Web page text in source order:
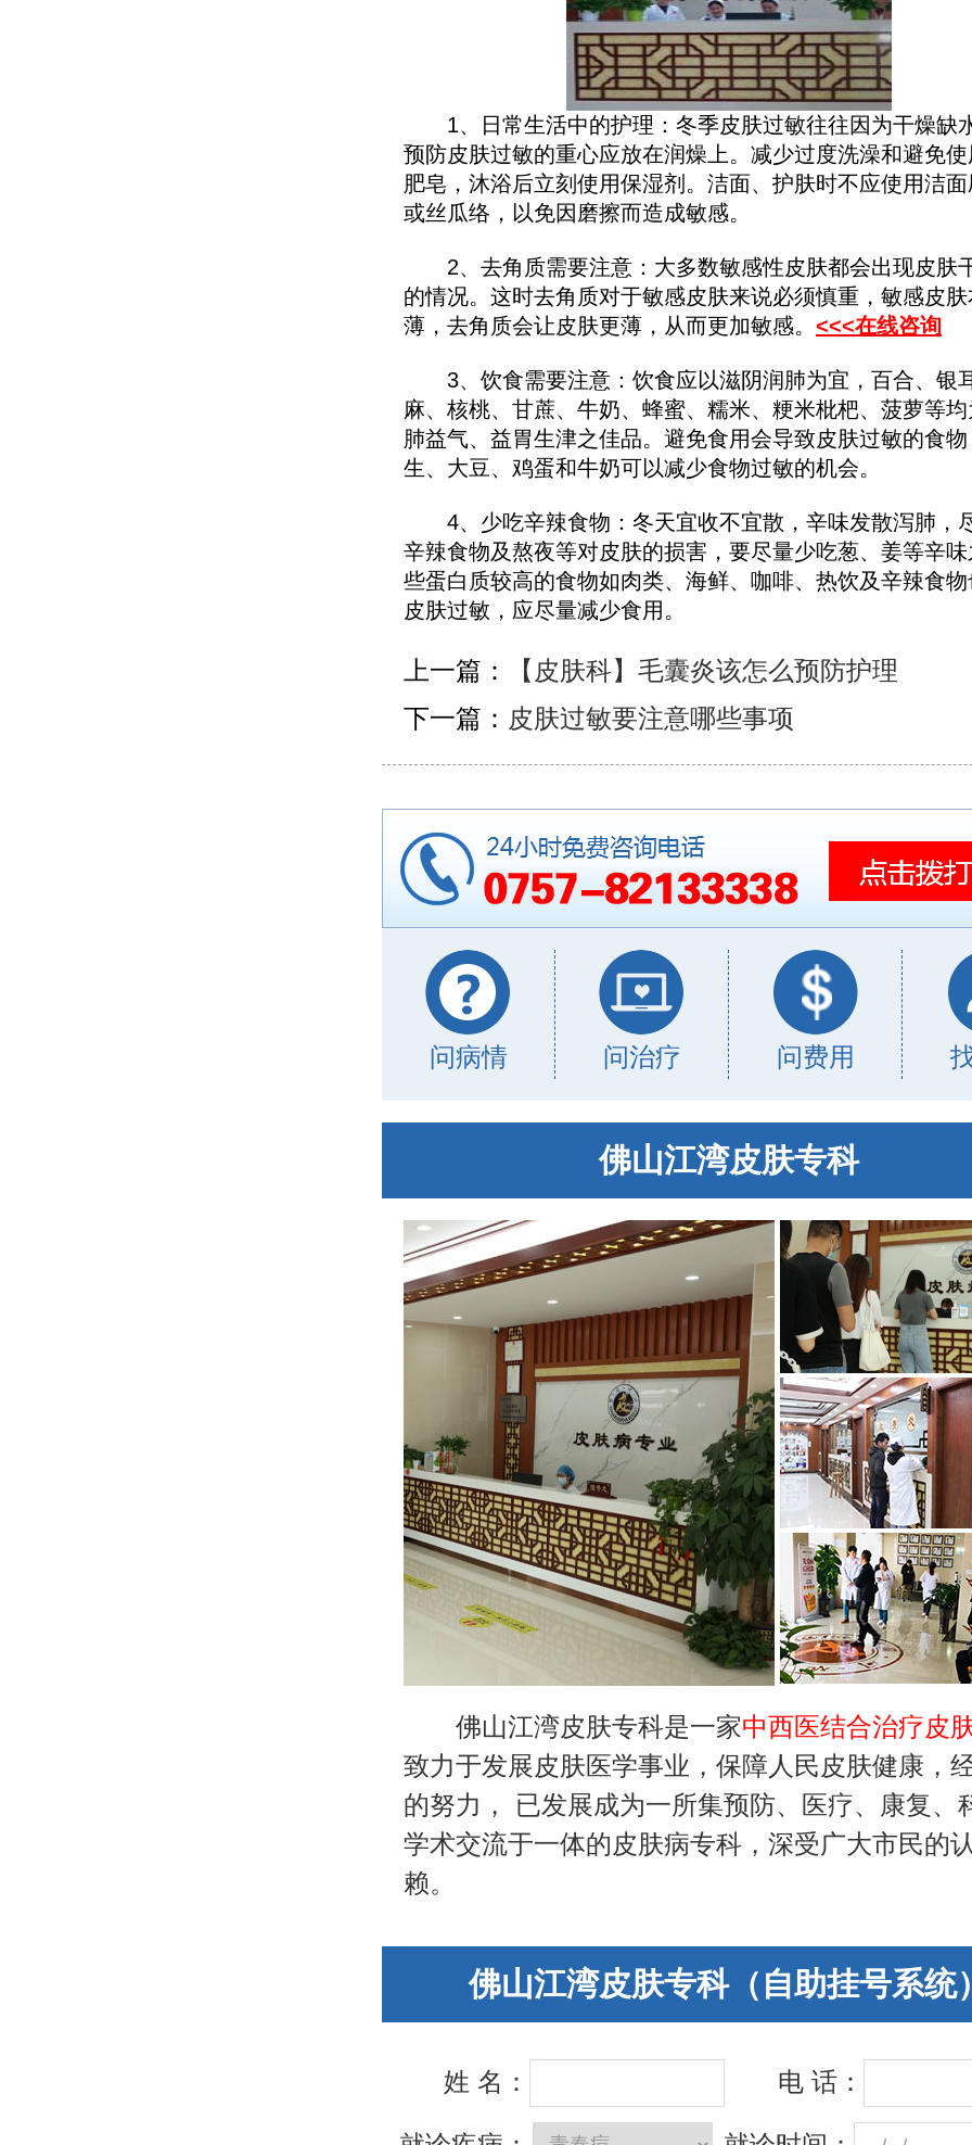
1、日常生活中的护理：冬季皮肤过敏往往因为干燥缺
预防皮肤过敏的重心应放在润燥上。减少过度洗澡和避免
肥皂，沐浴后立刻使用保湿剂。洁面、护肤时不应使用洁
或丝瓜络，以免因磨擦而造成敏感。
2、去角质需要注意：大多数敏感性皮肤都会出现皮肤
的情况。这时去角质对于敏感皮肤来说必须慎重，敏感皮
薄，去角质会让皮肤更薄，从而更加敏感。 <<<在线咨询
3、饮食需要注意：饮食应以滋阴润肺为宜，百合、银
麻、核桃、甘蔗、牛奶、蜂蜜、糯米、粳米枇杷、菠萝等
肺益气、益胃生津之佳品。避免食用会导致皮肤过敏的食
生、大豆、鸡蛋和牛奶可以减少食物过敏的机会。
4、少吃辛辣食物：冬天宜收不宜散，辛味发散泻肺，
辛辣食物及熬夜等对皮肤的损害，要尽量少吃葱、姜等辛
些蛋白质较高的食物如肉类、海鲜、咖啡、热饮及辛辣食
皮肤过敏，应尽量减少食用。
上一篇：
【皮肤科】毛囊炎该怎么预防护理
下一篇： 皮肤过敏要注意哪些事项
问病情 问治疗 问费用
佛山江湾皮肤专科
佛山江湾皮肤专科是一家中西医结合治疗皮
致力于发展皮肤医学事业，保障人民皮肤健康，
的努力， 已发展成为一所集预防、医疗、康复、
学术交流于一体的皮肤病专科，深受广大市民的
赖。
佛山江湾皮肤专科（自助挂号系统
姓 名： 电 话：